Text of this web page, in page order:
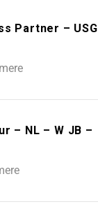
Partner – USG
– NL – W JB –